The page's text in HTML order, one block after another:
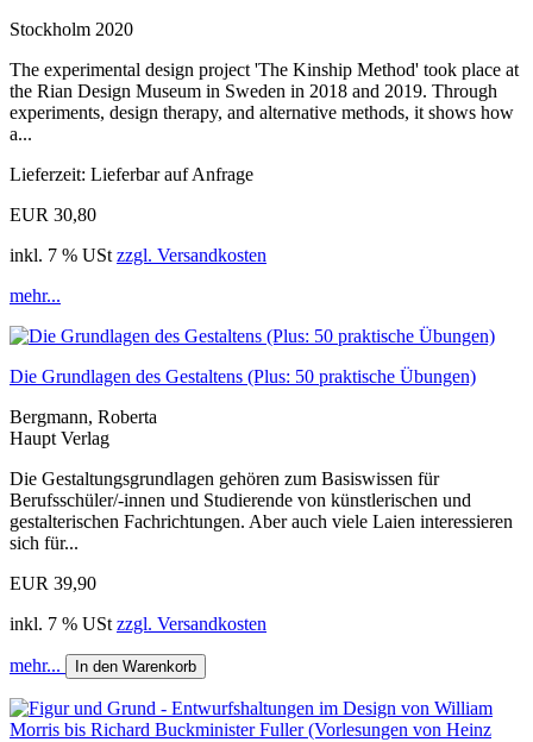
Stockholm 2020
The experimental design project 'The Kinship Method' took place at
the Rian Design Museum in Sweden in 2018 and 2019. Through
experiments, design therapy, and alternative methods, it shows how
a...
Lieferzeit: Lieferbar auf Anfrage
EUR 30,80
inkl. 7 % USt zzgl. Versandkosten
mehr...
Die Grundlagen des Gestaltens (Plus: 50 praktische Übungen)
Bergmann, Roberta
Haupt Verlag
Die Gestaltungsgrundlagen gehören zum Basiswissen für
Berufsschüler/-innen und Studierende von künstlerischen und
gestalterischen Fachrichtungen. Aber auch viele Laien interessieren
sich für...
EUR 39,90
inkl. 7 % USt zzgl. Versandkosten
mehr... In den Warenkorb